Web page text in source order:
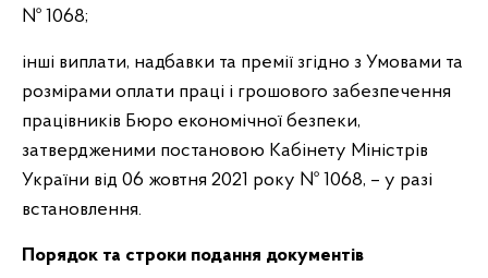
№ 1068;
інші виплати, надбавки та премії згідно з Умовами та
розмірами оплати праці і грошового забезпечення
працівників Бюро економічної безпеки,
затвердженими постановою Кабінету Міністрів
України від 06 жовтня 2021 року № 1068, – у разі
встановлення.
Порядок та строки подання документів